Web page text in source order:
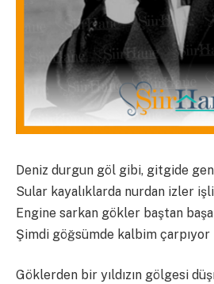
Deniz durgun göl gibi, gitgide
Sular kayalıklarda nurdan izler
Engine sarkan gökler baştan başa
Şimdi göğsümde kalbim çarpıyor
Göklerden bir yıldızın gölgesi